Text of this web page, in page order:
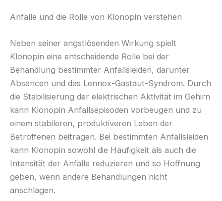
Anfälle und die Rolle von Klonopin verstehen
Neben seiner angstlösenden Wirkung spielt
Klonopin eine entscheidende Rolle bei der
Behandlung bestimmter Anfallsleiden, darunter
Absencen und das Lennox-Gastaut-Syndrom. Durch
die Stabilisierung der elektrischen Aktivität im Gehirn
kann Klonopin Anfallsepisoden vorbeugen und zu
einem stabileren, produktiveren Leben der
Betroffenen beitragen. Bei bestimmten Anfallsleiden
kann Klonopin sowohl die Häufigkeit als auch die
Intensität der Anfälle reduzieren und so Hoffnung
geben, wenn andere Behandlungen nicht
anschlagen.